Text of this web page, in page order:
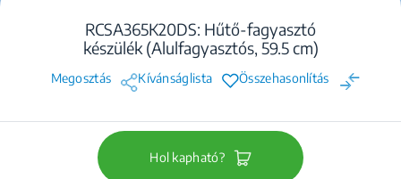
RCSA365K20DS: Hűtő-fagyasztó
készülék (Alulfagyasztós, 59.5 cm)
Megosztás Kívánságlista Összehasonlítás
Hol kapható?